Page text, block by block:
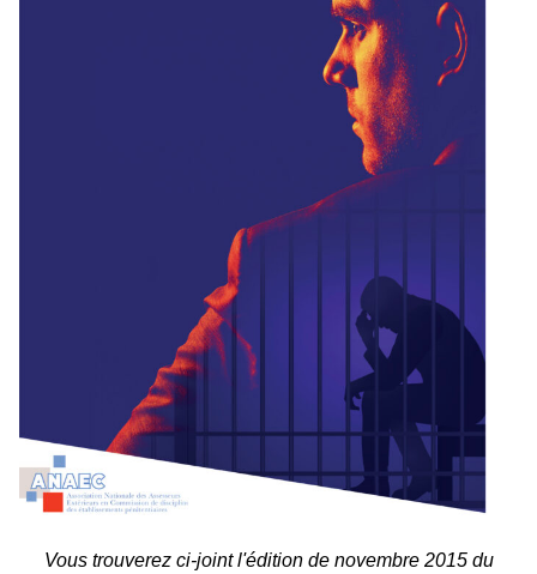
Vous trouverez ci-joint l'édition de novembre 2015 du